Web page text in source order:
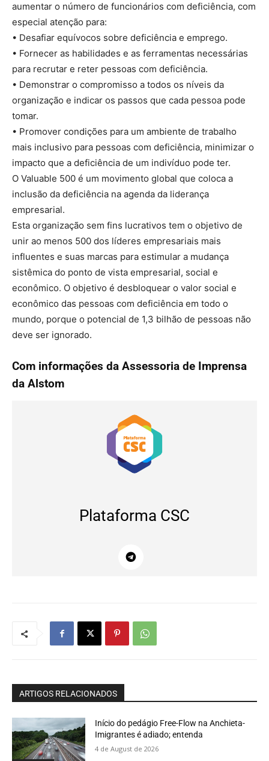
aumentar o número de funcionários com deficiência, com
especial atenção para:
• Desafiar equívocos sobre deficiência e emprego.
• Fornecer as habilidades e as ferramentas necessárias
para recrutar e reter pessoas com deficiência.
• Demonstrar o compromisso a todos os níveis da
organização e indicar os passos que cada pessoa pode
tomar.
• Promover condições para um ambiente de trabalho
mais inclusivo para pessoas com deficiência, minimizar o
impacto que a deficiência de um indivíduo pode ter.
O Valuable 500 é um movimento global que coloca a
inclusão da deficiência na agenda da liderança
empresarial.
Esta organização sem fins lucrativos tem o objetivo de
unir ao menos 500 dos líderes empresariais mais
influentes e suas marcas para estimular a mudança
sistêmica do ponto de vista empresarial, social e
econômico. O objetivo é desbloquear o valor social e
econômico das pessoas com deficiência em todo o
mundo, porque o potencial de 1,3 bilhão de pessoas não
deve ser ignorado.
Com informações da Assessoria de Imprensa
da Alstom
Plataforma CSC
ARTIGOS RELACIONADOS
Início do pedágio Free-Flow na Anchieta-
Imigrantes é adiado; entenda
4 de August de 2026